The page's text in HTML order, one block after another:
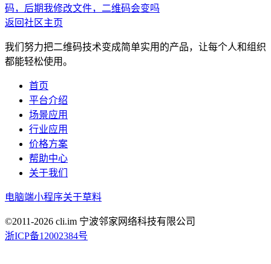
码，后期我修改文件，二维码会变吗
返回社区主页
我们努力把二维码技术变成简单实用的产品，让每个人和组织
都能轻松使用。
首页
平台介绍
场景应用
行业应用
价格方案
帮助中心
关于我们
电脑端小程序关于草料
©2011-2026 cli.im 宁波邻家网络科技有限公司
浙ICP备12002384号